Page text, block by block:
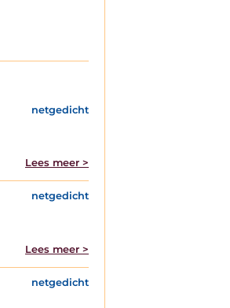
netgedicht
Lees meer >
netgedicht
Lees meer >
netgedicht